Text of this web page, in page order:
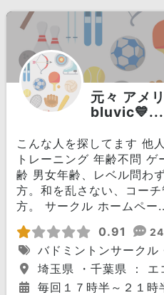
元々 アメ
bluvic💙...
こんな人を探してます 他
トレーニング 年齢不問
齢 男女年齢、レベル問わ
方。和を乱さない、コー
方。 サークル ホームペー
0.91
バドミントンサークル
埼玉県 ・千葉県 ： エ
毎回１７時半～２１時